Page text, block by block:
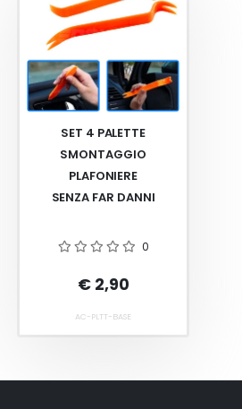
SET 4 PALETTE
SMONTAGGIO
PLAFONIERE
SENZA FAR DANNI
0
€ 2,90
AC-PLTT-BASE